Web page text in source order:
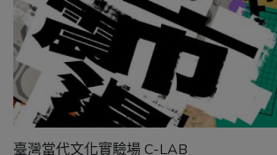
臺灣當代文化實驗場 C-LAB